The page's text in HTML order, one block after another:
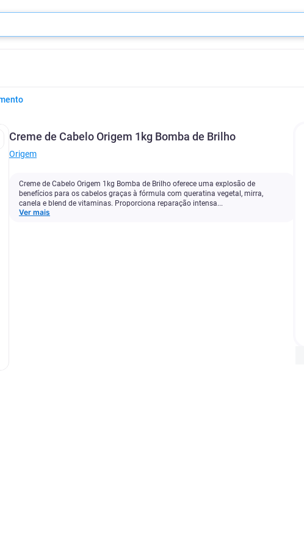
Creme de Cabelo Origem 1kg Bomba de Brilho
Origem
Creme de Cabelo Origem 1kg Bomba de Brilho oferece uma explosão de
benefícios para os cabelos graças à fórmula com queratina vegetal, mirra,
canela e blend de vitaminas. Proporciona reparação intensa...
Ver mais